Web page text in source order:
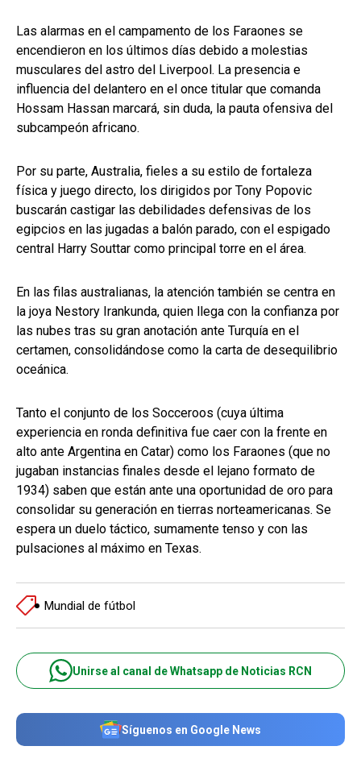
Las alarmas en el campamento de los Faraones se
encendieron en los últimos días debido a molestias
musculares del astro del Liverpool. La presencia e
influencia del delantero en el once titular que comanda
Hossam Hassan marcará, sin duda, la pauta ofensiva del
subcampeón africano.
Por su parte, Australia, fieles a su estilo de fortaleza
física y juego directo, los dirigidos por Tony Popovic
buscarán castigar las debilidades defensivas de los
egipcios en las jugadas a balón parado, con el espigado
central Harry Souttar como principal torre en el área.
En las filas australianas, la atención también se centra en
la joya Nestory Irankunda, quien llega con la confianza por
las nubes tras su gran anotación ante Turquía en el
certamen, consolidándose como la carta de desequilibrio
oceánica.
Tanto el conjunto de los Socceroos (cuya última
experiencia en ronda definitiva fue caer con la frente en
alto ante Argentina en Catar) como los Faraones (que no
jugaban instancias finales desde el lejano formato de
1934) saben que están ante una oportunidad de oro para
consolidar su generación en tierras norteamericanas. Se
espera un duelo táctico, sumamente tenso y con las
pulsaciones al máximo en Texas.
Mundial de fútbol
Unirse al canal de Whatsapp de Noticias RCN
Síguenos en Google News